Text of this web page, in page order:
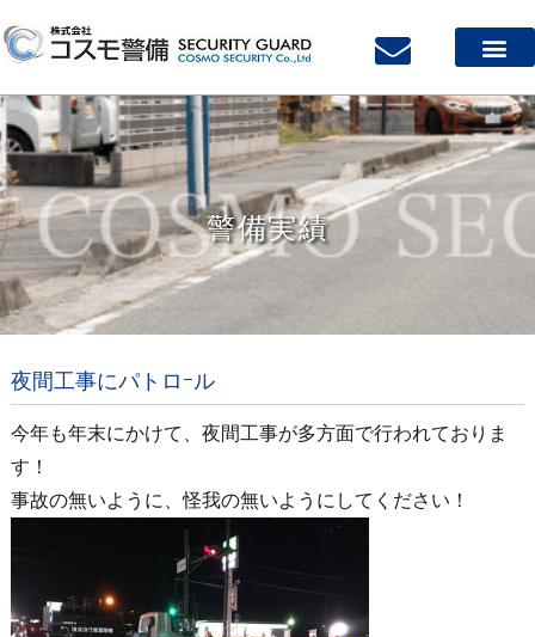
警備実績
夜間工事にパトロｰル
今年も年末にかけて、夜間工事が多方面で行われておりま
す！
事故の無いように、怪我の無いようにしてください！